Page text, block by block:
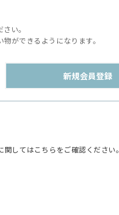
い。
ができるようになります。
してはこちらをご確認ください。